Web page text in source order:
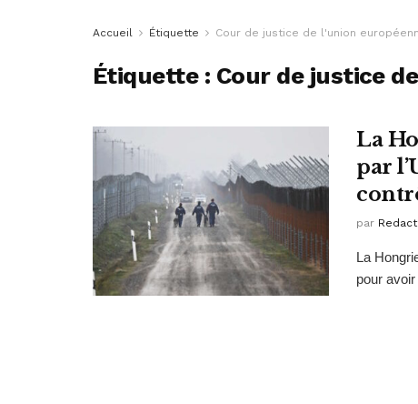
Accueil Étiquette Cour de justice de l'union
Étiquette : Cour de justice
La
par
par
La
pour